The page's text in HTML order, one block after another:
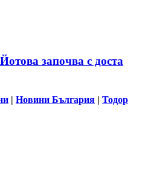
започва с доста
| Новини България | Тодор